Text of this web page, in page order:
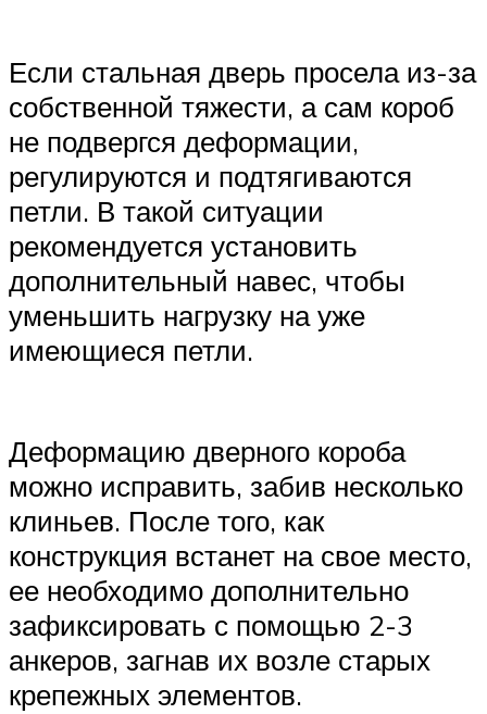
Если стальная дверь просела из-за
собственной тяжести, а сам короб
не подвергся деформации,
регулируются и подтягиваются
петли. В такой ситуации
рекомендуется установить
дополнительный навес, чтобы
уменьшить нагрузку на уже
имеющиеся петли.
Деформацию дверного короба
можно исправить, забив несколько
клиньев. После того, как
конструкция встанет на свое место,
ее необходимо дополнительно
зафиксировать с помощью 2-3
анкеров, загнав их возле старых
крепежных элементов.